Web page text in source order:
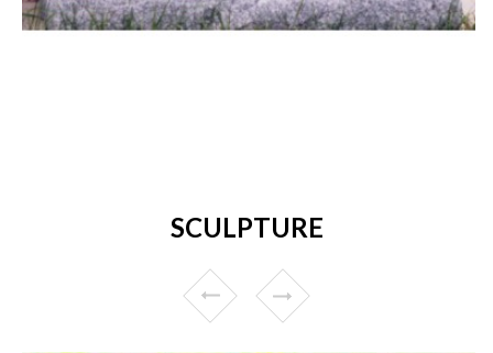
SCULPTURE